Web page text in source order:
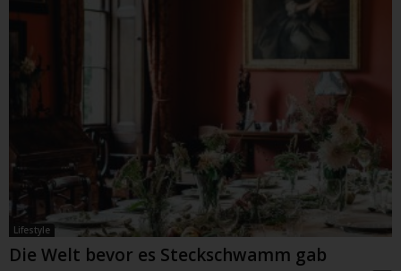
Lifestyle
Die Welt bevor es Steckschwamm gab